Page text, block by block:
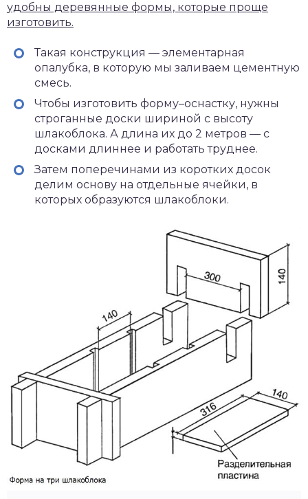
удобны деревянные формы, которые проще
изготовить.
Такая конструкция — элементарная
опалубка, в которую мы заливаем цементную
смесь.
Чтобы изготовить форму–оснастку, нужны
строганные доски шириной с высоту
шлакоблока. А длина их до 2 метров — с
досками длиннее и работать труднее.
Затем поперечинами из коротких досок
делим основу на отдельные ячейки, в
которых образуются шлакоблоки.